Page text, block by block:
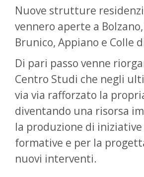
Nuove strutture
vennero aperte a
Brunico, Appiano e Colle
Di pari passo venne
Centro Studi che negli
via via rafforzato la
diventando una risorsa
la produzione di
formative e per la
nuovi interventi.